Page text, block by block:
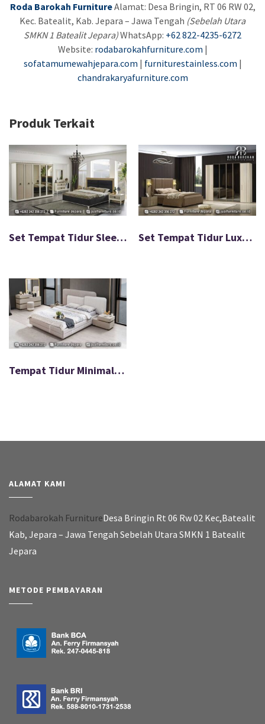
Roda Barokah FurnitureAlamat: Desa Bringin, RT 06 RW 02,
Kec. Batealit, Kab. Jepara – Jawa Tengah (Sebelah Utara
SMKN 1 Batealit Jepara)WhatsApp: +62 822-4235-6272
Website: rodabarokahfurniture.com |
sofatamumewahjepara.com | furniturestainless.com |
chandrakaryafurniture.com
Produk Terkait
Set Tempat Tidur Sleek Line Minimalis Modern FS-036 Set Tempat Tidur Luxury Modern Good Looking Furniture FS-047
Tempat Tidur Minimalis Modern Empuk Bahan Beluderu FS-012
ALAMAT KAMI
Rodabarokah FurnitureDesa Bringin Rt 06 Rw 02 Kec,Batealit
Kab, Jepara – Jawa Tengah Sebelah Utara SMKN 1 Batealit
Jepara
METODE PEMBAYARAN